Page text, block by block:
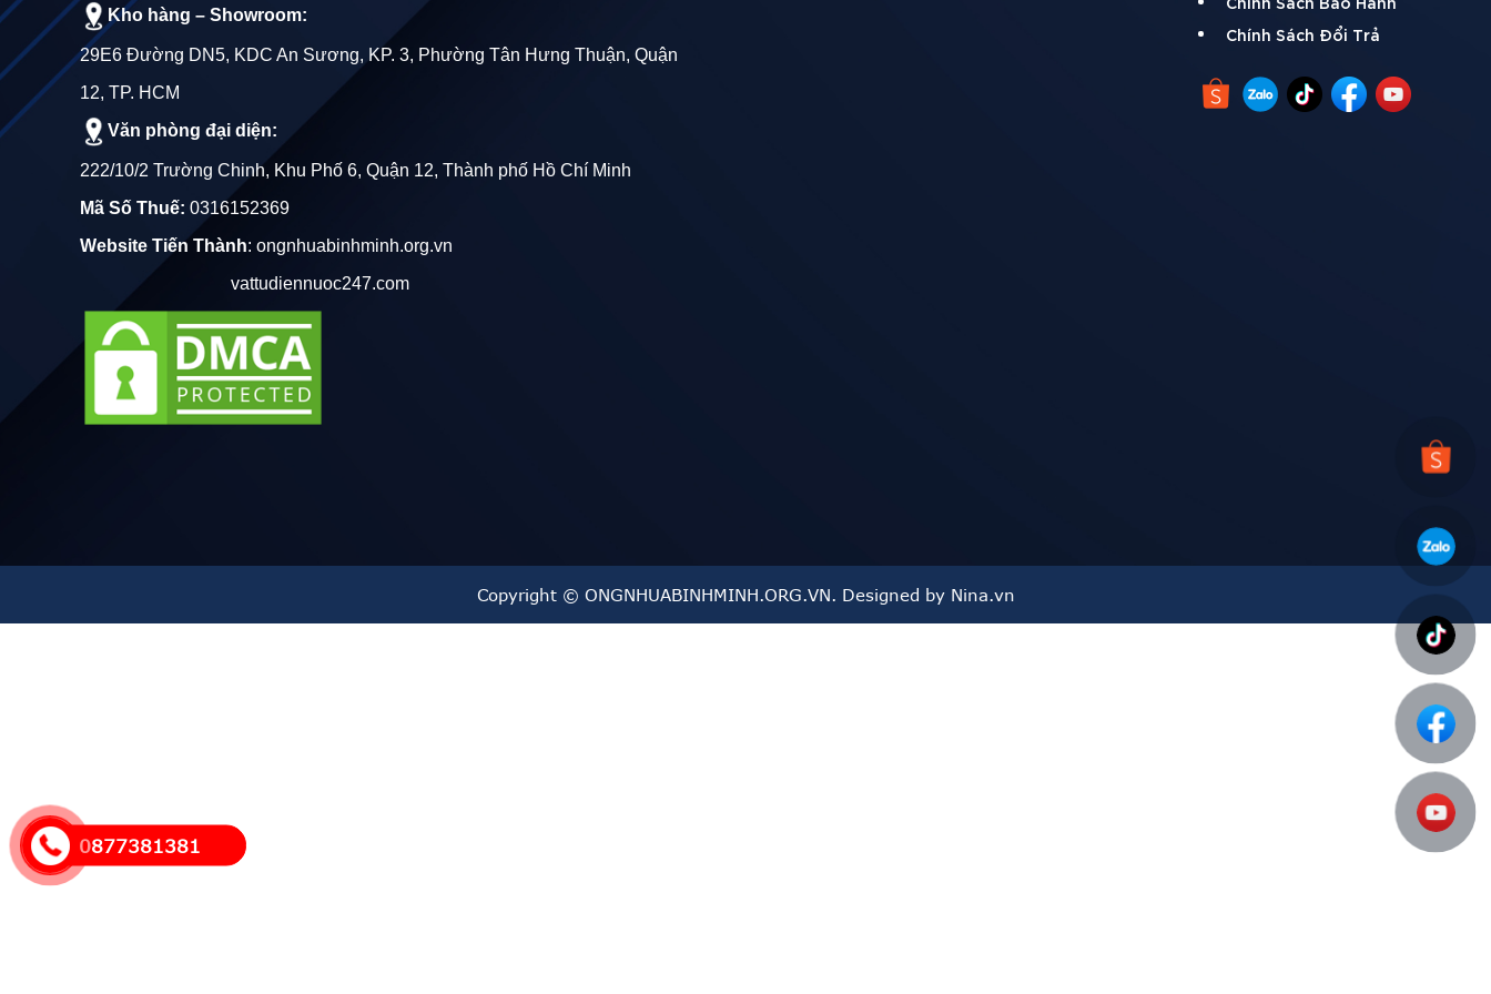
Chiều dài: 4 mét
Ưu điểm
Khả năng chôn dưới lòng đất hoặc để ngoài trời trong thời gian dài mà vẫn duy trì chất lượng ban đầu.
Khả năng chịu hóa chất và tác động môi trường khắc nghiệt.
Sản phẩm đến từ thương hiệu ĐỆ NHẤT, nổi tiếng về chất lượng và độ bền.
Nhược điểm:
- Khả năng chịu lực thấp: dễ bị bể do tác động mạnh từ vật cứng, sắt nhọn khi sử dụng ống có độ dày mỏng và thấp nhất (cách khắc phục: nên dùng sản phẩm có độ
dày lớn nhất do có tính chất vật lý đàn hồi tốt)
thể tham khảo thêm sản phẩm nhựa Minh Trung,Châu Thành,Hoa Sen...)
Công Ty TNHH SX TM Phát Triển Tiến Thành
Kho hàng – Showroom:
29E6 Đường DN5, KDC An Sương, KP. 3, Phường Tân Hưng Thuận, Quận
12, TP. HCM
Văn phòng đại diện:
222/10/2 Trường Chinh, Khu Phố 6, Quận 12, Thành phố Hồ Chí Minh
Mã Số Thuế: 0316152369
Website Tiến Thành: ongnhuabinhminh.org.vn
vattudiennuoc247.com
Chính Sách Đổi Trả
Copyright © ONGNHUABINHMINH.ORG.VN. Designed by Nina.vn
0877381381